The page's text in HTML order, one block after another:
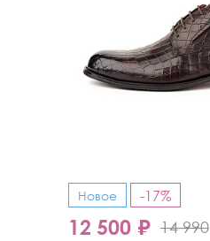
Новое -17%
12 500 ₽ 14 990